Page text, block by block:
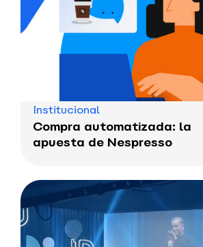
Institucional
Compra automatizada: la
apuesta de Nespresso